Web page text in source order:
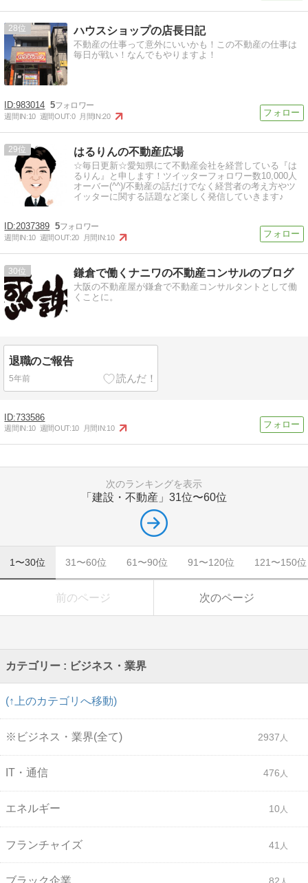
28 ハウスショップの店長日記
不動産の仕事って意外にいいかも！この不動産の仕事は
毎日が戦い！なんでもやりますよ！
983014 5
週間IN:10 週間OUT:0 月間IN:20
29 はるりんの不動産広場
☆毎日更新☆愛知県にて不動産会社を経営している『は
るりん』と申します！ツイッターフォロワー数10,000人
オーバー(^^)/不動産の話だけでなく経営者の考え方やツ
イッターに関する話題など楽しく発信していきます♪
2037389 5
週間IN:10 週間OUT:20 月間IN:10
30 鎌倉で働くナニワの不動産コンサルのブログ
大阪の不動産屋が鎌倉で不動産コンサルタントとして働
くことに。
退職のご報告
5年前
733586
週間IN:10 週間OUT:10 月間IN:10
次のランキングを表示
「建設・不動産」 31位〜60位
1〜30位 31〜60位 61〜90位 91〜120位 121〜150位
前のページ 次のページ
カテゴリー : ビジネス・業界
(↑上のカテゴリへ移動)
※ビジネス・業界(全て) 2937
IT・通信 476
エネルギー 10
フランチャイズ 41
ブラック企業 82